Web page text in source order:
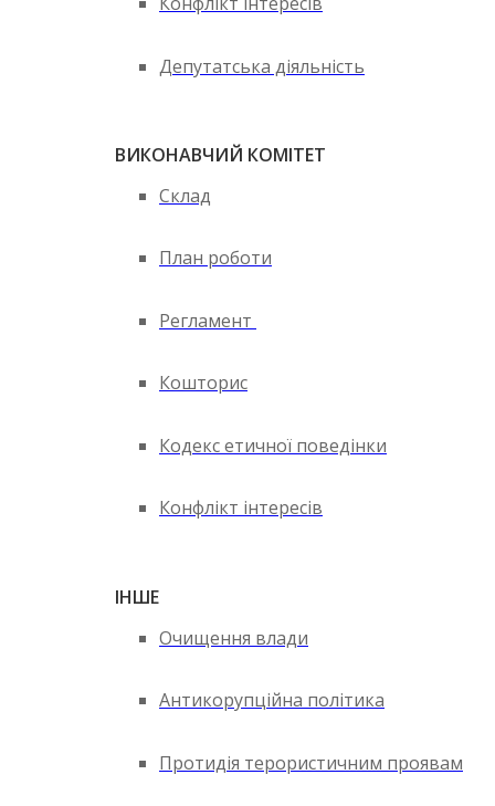
Депутатська діяльність
ВИКОНАВЧИЙ КОМІТЕТ
Склад
План роботи
Регламент
Кошторис
Кодекс етичної поведінки
Конфлікт інтересів
ІНШЕ
Очищення влади
Антикорупційна політика
Протидія терористичним проявам